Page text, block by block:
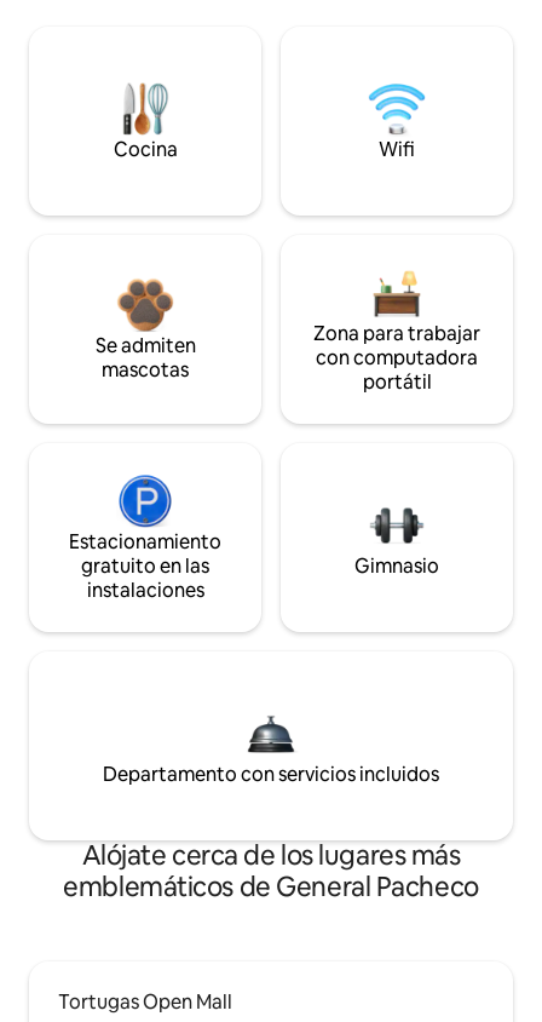
Cocina Wifi
Se admiten
mascotas
Zona para trabajar
con computadora
portátil
Estacionamiento
gratuito en las
instalaciones
Gimnasio
Departamento con servicios incluidos
Alójate cerca de los lugares más
emblemáticos de General Pacheco
Tortugas Open Mall